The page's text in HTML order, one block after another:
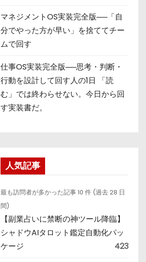
マネジメントOS実装完全版──「自
分でやった方が早い」を捨ててチー
ムで回す
仕事OS実装完全版──思考・判断・
行動を設計して回す人の1日 「読
む」では終わらせない。今日から回
す実装書だ。
人気記事
最も訪問者が多かった記事 10 件 (過去 28 日
間)
【副業占いに禁断の神ツール降臨】
シャドウAIタロット鑑定自動化パッ
ケージ
423